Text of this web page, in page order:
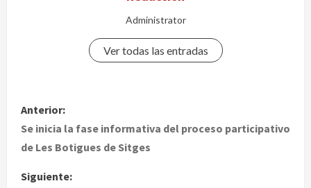
Administrator
Ver todas las entradas
N
a
Anterior:
Se inicia la fase informativa del proceso participativo
de Les Botigues de Sitges
Siguiente: